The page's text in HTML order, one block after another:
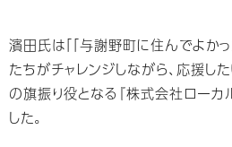
濱田氏は「「与謝野町に住んでよかっ
たちがチャレンジしながら、応援し
の旗振り役となる『株式会社ローカ
した。